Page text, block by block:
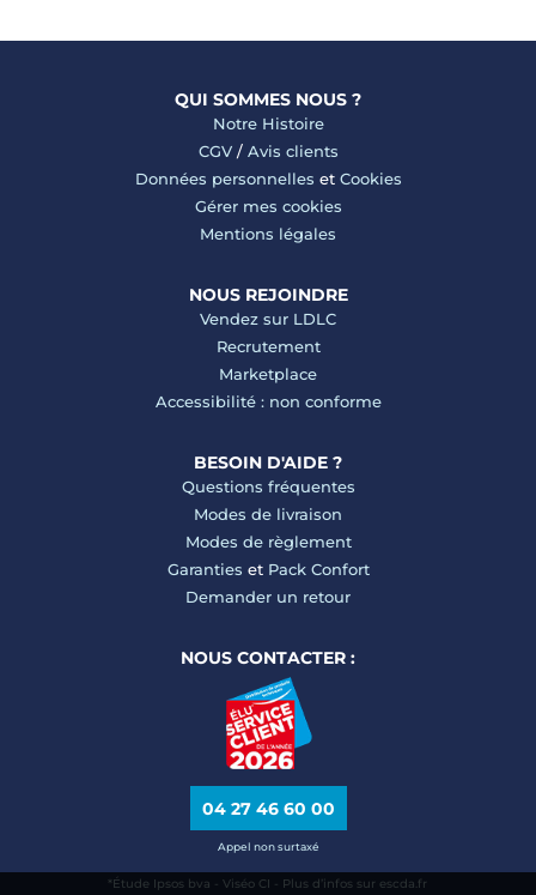
QUI SOMMES NOUS ?
Notre Histoire
CGV/ Avis clients
Données personnelles et Cookies
Gérer mes cookies
Mentions légales
NOUS REJOINDRE
Vendez sur LDLC
Recrutement
Marketplace
Accessibilité : non conforme
BESOIN D'AIDE ?
Questions fréquentes
Modes de livraison
Modes de règlement
Garanties et Pack Confort
Demander un retour
NOUS CONTACTER :
04 27 46 60 00
Appel non surtaxé
*Étude Ipsos bva - Viséo CI - Plus d’infos sur escda.fr